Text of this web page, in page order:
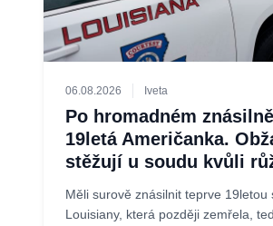
06.08.2026 Iveta
Po hromadném
19letá Američanka.
stěžují u soudu kvůli
Měli surově znásilnit teprve 19letou
Louisiany, která později zemřela,